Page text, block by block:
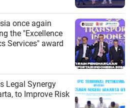
once again
the "Excellence
Services" award
Legal Synergy
to Improve Risk